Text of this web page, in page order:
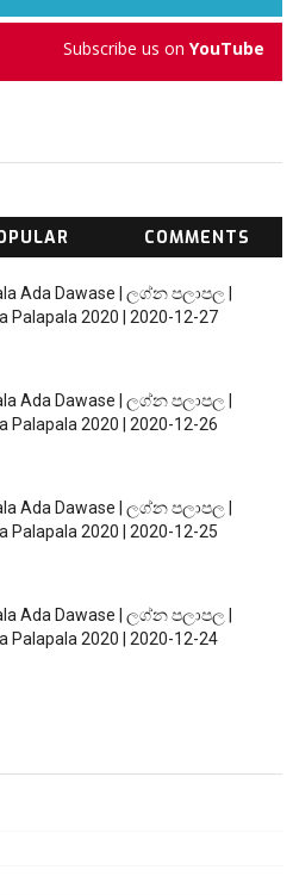
Subscribe us onYouTube
COMMENTS
Ada Dawase | ලග්න පලාපල |
Palapala 2020 | 2020-12-27
Ada Dawase | ලග්න පලාපල |
Palapala 2020 | 2020-12-26
Ada Dawase | ලග්න පලාපල |
Palapala 2020 | 2020-12-25
Ada Dawase | ලග්න පලාපල |
Palapala 2020 | 2020-12-24